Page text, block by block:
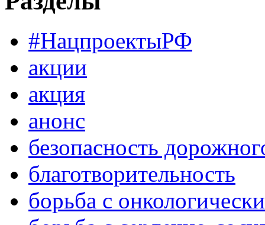
#НацпроектыРФ
акции
акция
анонс
безопасность
благотворительность
борьба с